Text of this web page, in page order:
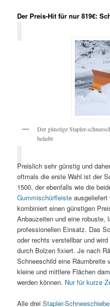
Der Preis-Hit für nur 819€:
Der günstige Stapler-
beliebt
Preislich sehr günstig und
oftmals die erste Wahl ist der
1500, der ebenfalls wie die
Gummischürfleiste
kombiniert einen günstigen
Anbauzeiten und eine robuste,
professionellen Einsatz. Das
oder rechts verstellbar und
durch Bolzen fixiert. Je nach
Schneeschild eine Räumbreite
kleine und mittlere Flächen
werden können. Nur für kurze
Alle dreiStapler-